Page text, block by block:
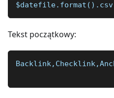
$datefile.format().csv
Tekst początkowy: